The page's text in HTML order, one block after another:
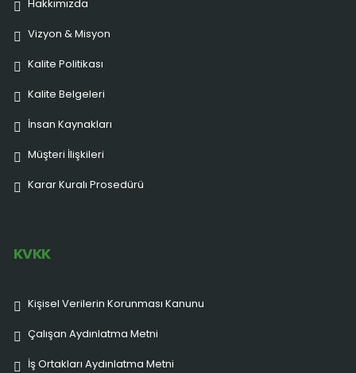
Hakkımızda
Vizyon & Misyon
Kalite Politikası
Kalite Belgeleri
İnsan Kaynakları
Müşteri İlişkileri
Karar Kuralı Prosedürü
KVKK
Kişisel Verilerin Korunması Kanunu
Çalışan Aydınlatma Metni
İş Ortakları Aydınlatma Metni